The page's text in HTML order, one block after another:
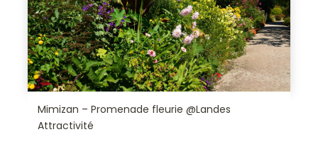
Mimizan – Promenade fleurie @Landes
Attractivité